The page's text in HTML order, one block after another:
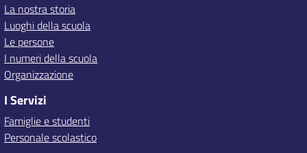
La nostra storia
Luoghi della scuola
Le persone
I numeri della scuola
Organizzazione
I Servizi
Famiglie e studenti
Personale scolastico